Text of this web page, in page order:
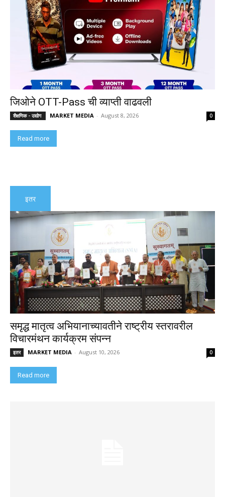
जिओने OTT-Pass ची व्याप्ती वाढवली
शैक्षणिक - उद्योग MARKET MEDIA - August 8, 2026 0
Read more
इतर
समृद्ध मातृत्व अभियानाच्यावतीने राष्ट्रीय स्तरावरील
विचारमंथन कार्यक्रम संपन्न
इतर MARKET MEDIA - August 10, 2026 0
Read more